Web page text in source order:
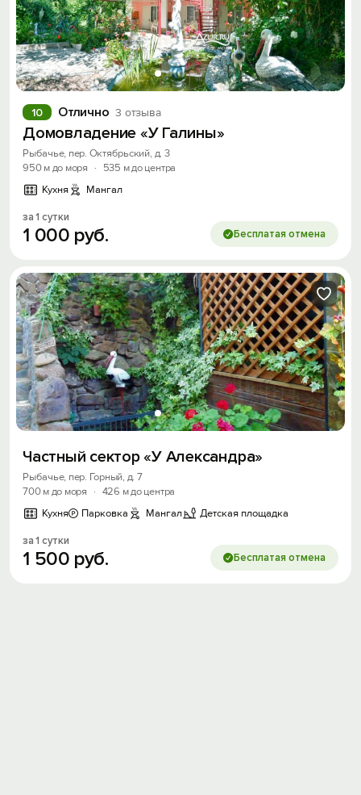
Отлично 3 отзыва
10
Домовладение «У Галины»
Рыбачье, пер. Октябрьский, д. 3
950 м до моря
·
535 м до центра
Кухня
Мангал
за 1 сутки
1 000 руб. Бесплатая отмена
Частный сектор «У Александра»
Рыбачье, пер. Горный, д. 7
700 м до моря
· 426 м до центра
Кухня
Парковка Мангал Детская площадка
за 1 сутки
1 500 руб. Бесплатая отмена
Хочешь дешевле? Оставь почту и получи
промокод на первое бронирование!
Получить промокод
Войти илиЗарегистрироваться
Войти с помощью